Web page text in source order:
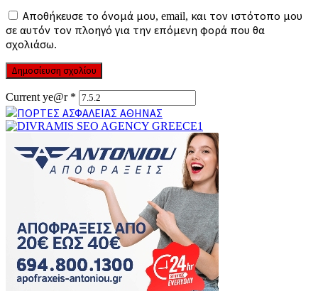
Αποθήκευσε το όνομά μου, email, και τον ιστότοπο μου
σε αυτόν τον πλοηγό για την επόμενη φορά που θα
σχολιάσω.
Current ye@r *